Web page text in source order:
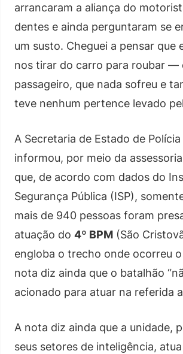
arrancaram a aliança do
dentes e ainda perguntaram se
um susto. Cheguei a pensar que
nos tirar do carro para roubar —
passageiro, que nada sofreu e
teve nenhum pertence levado
A Secretaria de Estado de
informou, por meio da
que, de acordo com dados do
Segurança Pública (ISP),
mais de 940 pessoas foram
atuação do 4º BPM (São
engloba o trecho onde ocorreu
nota diz ainda que o batalhão
acionado para atuar na referida
A nota diz ainda que a unidade,
seus setores de inteligência,